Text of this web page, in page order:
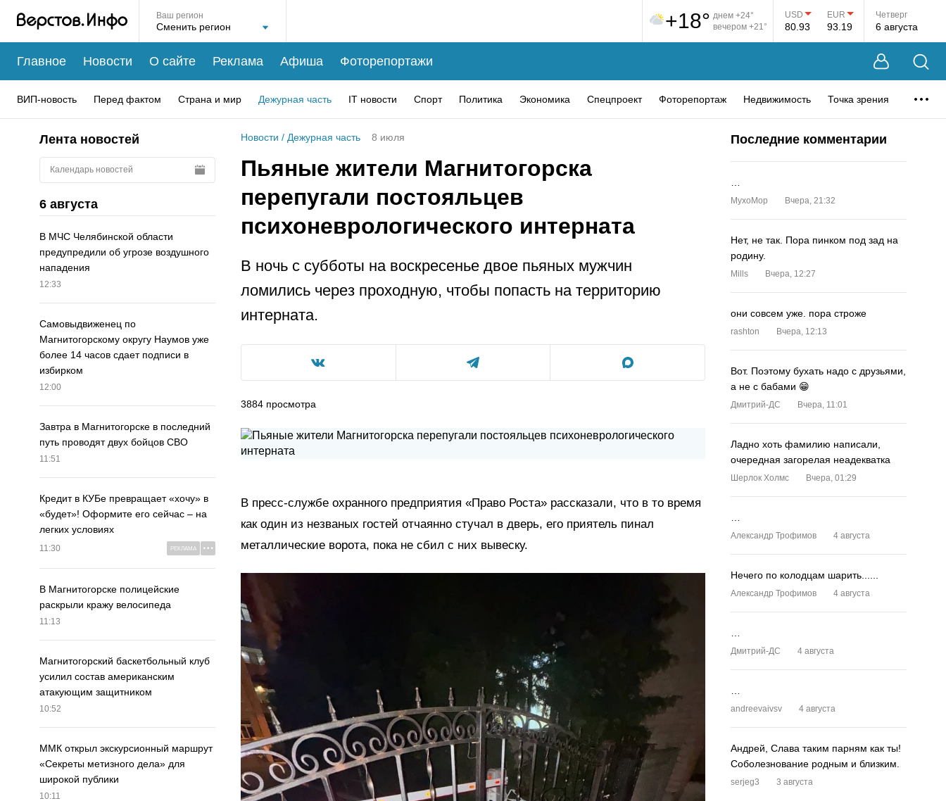
Ваш регион +18° днем +24°
вечером +21°
USD
80.93
EUR
93.19
Четверг
6 августа
Главное Новости О сайте Реклама Афиша Фоторепортажи
ВИП-новость Перед фактом Страна и мир Дежурная часть IT новости Спорт Политика Экономика Спецпроект Фоторепортаж Недвижимость Точка зрения
Лента новостей
Календарь новостей
6 августа
В МЧС Челябинской области
предупредили об угрозе воздушного
нападения
12:33
Самовыдвиженец по
Магнитогорскому округу Наумов уже
более 14 часов сдает подписи в
избирком
12:00
Завтра в Магнитогорске в последний
путь проводят двух бойцов СВО
11:51
Кредит в КУБе превращает «хочу» в
«будет»! Оформите его сейчас – на
легких условиях
11:30 РЕКЛАМА
В Магнитогорске полицейские
раскрыли кражу велосипеда
11:13
Магнитогорский баскетбольный клуб
усилил состав американским
атакующим защитником
10:52
ММК открыл экскурсионный маршрут
«Секреты метизного дела» для
широкой публики
10:11
Новости / Дежурная часть 8 июля
Пьяные жители Магнитогорска
перепугали постояльцев
психоневрологического интерната
В ночь с субботы на воскресенье двое пьяных мужчин
ломились через проходную, чтобы попасть на территорию
интерната.
3884 просмотра
В пресс-службе охранного предприятия «Право Роста» рассказали, что в то время
как один из незваных гостей отчаянно стучал в дверь, его приятель пинал
металлические ворота, пока не сбил с них вывеску.
Последние комментарии
MyxoMop Вчера, 21:32
Нет, не так. Пора пинком под зад на
родину.
Mills Вчера, 12:27
они совсем уже. пора строже
rashton Вчера, 12:13
Вот. Поэтому бухать надо с друзьями,
а не с бабами 😁
Дмитрий-ДС Вчера, 11:01
Ладно хоть фамилию написали,
очередная загорелая неадекватка
Шерлок Холмс Вчера, 01:29
Александр Трофимов 4 августа
Нечего по колодцам шарить......
Александр Трофимов 4 августа
Дмитрий-ДС 4 августа
andreevaivsv 4 августа
Андрей, Слава таким парням как ты!
Соболезнование родным и близким.
serjeg3 3 августа